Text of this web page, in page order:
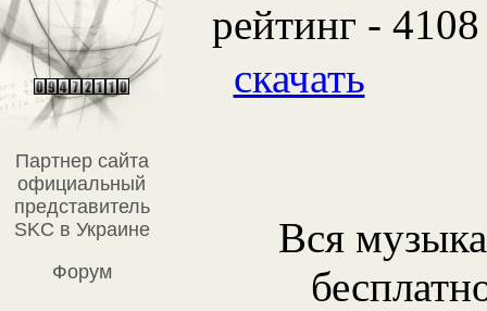
Партнер сайта
официальный
представитель
SKC в Украине
Форум
рейтинг - 4108
скачать
Вся